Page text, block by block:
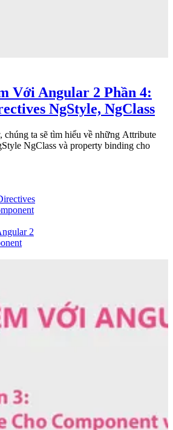
Với Angular 2 Phần 4:
NgStyle, NgClass
chúng ta sẽ tìm hiểu về những Attribute
NgClass và property binding cho
2